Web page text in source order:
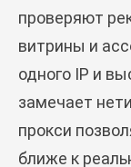
проверяют
витрины и
одного IP и
замечает
прокси
ближе к